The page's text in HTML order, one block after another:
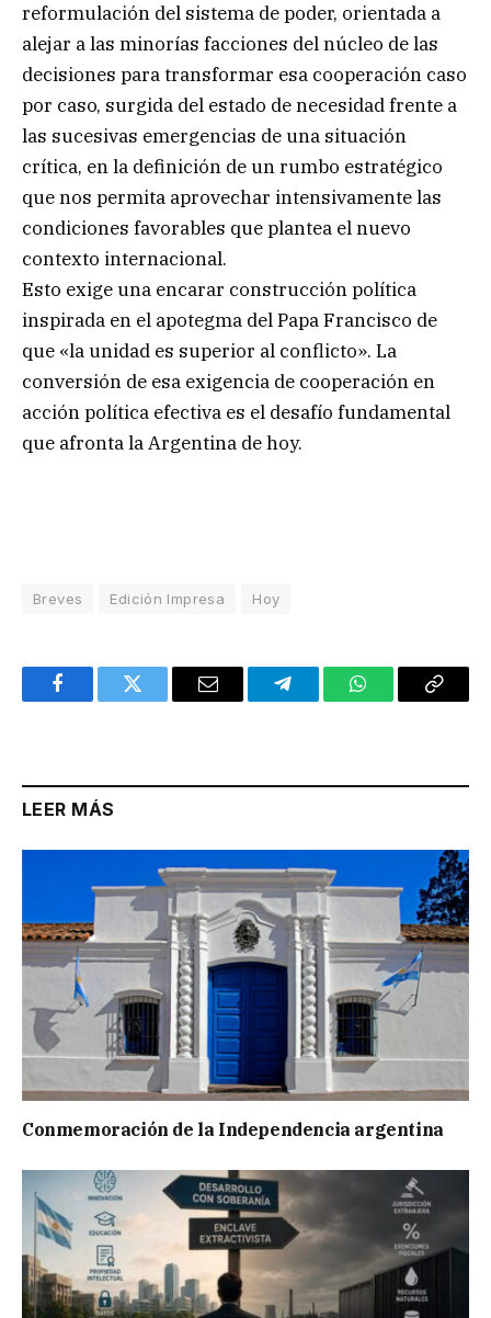
reformulación del sistema de poder, orientada a
alejar a las minorías facciones del núcleo de las
decisiones para transformar esa cooperación caso
por caso, surgida del estado de necesidad frente a
las sucesivas emergencias de una situación
crítica, en la definición de un rumbo estratégico
que nos permita aprovechar intensivamente las
condiciones favorables que plantea el nuevo
contexto internacional.
Esto exige una encarar construcción política
inspirada en el apotegma del Papa Francisco de
que «la unidad es superior al conflicto». La
conversión de esa exigencia de cooperación en
acción política efectiva es el desafío fundamental
que afronta la Argentina de hoy.
Breves Edición Impresa Hoy
FacebookTwitter Email TelegramWhatsAppCopy
LEER MÁS
Conmemoración de la Independencia argentina